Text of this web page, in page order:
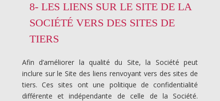
8- LES LIENS SUR LE SITE DE LA
SOCIÉTÉ VERS DES SITES DE
TIERS
Afin d’améliorer la qualité du Site, la Société peut
inclure sur le Site des liens renvoyant vers des sites de
tiers. Ces sites ont une politique de confidentialité
différente et indépendante de celle de la Société.